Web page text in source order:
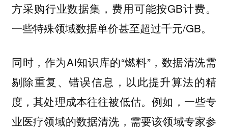
方采购行业数据集，费用可能按GB计费。
一些特殊领域数据单价甚至超过千元/GB。
同时，作为AI知识库的“燃料”，数据清洗需
剔除重复、错误信息，以此提升算法的精
度，其处理成本往往被低估。例如，一些专
业医疗领域的数据清洗，需要该领域专家参